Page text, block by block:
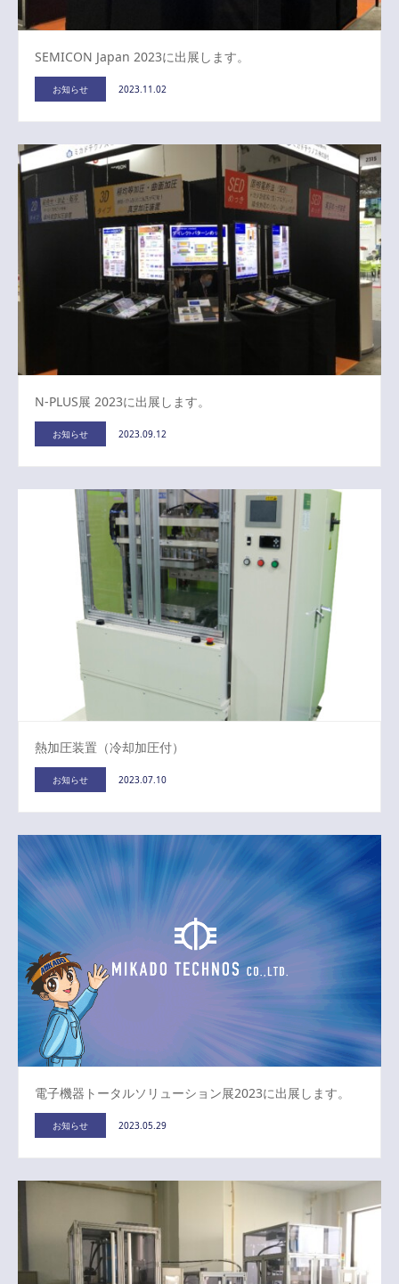
SEMICON Japan 2023に出展します。
お知らせ 2023.11.02
N-PLUS展 2023に出展します。
お知らせ 2023.09.12
熱加圧装置（冷却加圧付）
お知らせ 2023.07.10
電子機器トータルソリューション展2023に出展します。
お知らせ 2023.05.29